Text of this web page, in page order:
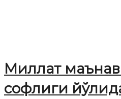
Миллат
софлиги